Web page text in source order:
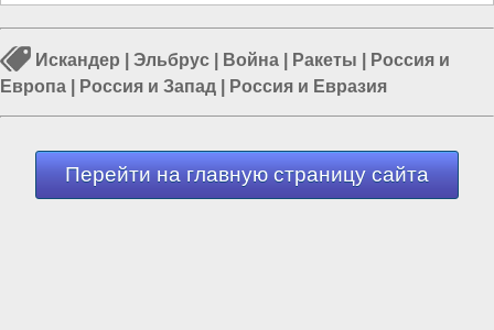
Искандер Эльбрус Война Ракеты
Россия и
Европа
Россия и Запад Россия и Евразия
Перейти на главную страницу сайта